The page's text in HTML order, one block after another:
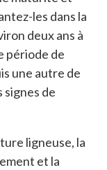
les dans la
deux ans à
période de
une autre de
signes de
ligneuse, la
et la